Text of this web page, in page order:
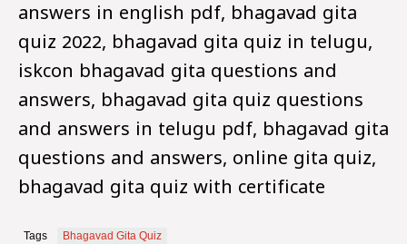
answers in english pdf, bhagavad gita
quiz 2022, bhagavad gita quiz in telugu,
iskcon bhagavad gita questions and
answers, bhagavad gita quiz questions
and answers in telugu pdf, bhagavad gita
questions and answers, online gita quiz,
bhagavad gita quiz with certificate
Tags Bhagavad Gita Quiz